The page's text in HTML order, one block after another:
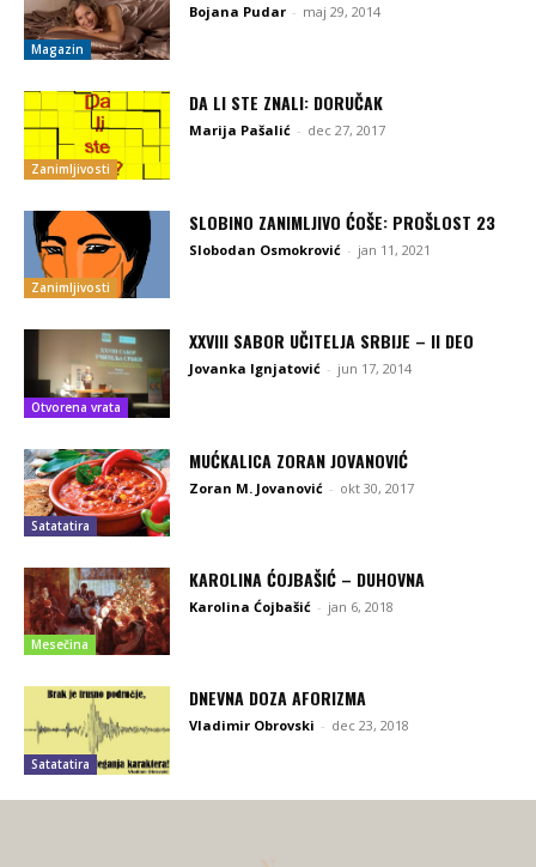
Magazin
Bojana Pudar - maj 29, 2014
Zanimljivosti
DA LI STE ZNALI: DORUČAK
Marija Pašalić - dec 27, 2017
Zanimljivosti
SLOBINO ZANIMLJIVO ĆOŠE: PROŠLOST 23
Slobodan Osmokrović - jan 11, 2021
Otvorena vrata
XXVIII SABOR UČITELJA SRBIJE – II DEO
Jovanka Ignjatović - jun 17, 2014
Satatatira
MUĆKALICA ZORAN JOVANOVIĆ
Zoran M. Jovanović - okt 30, 2017
Mesečina
KAROLINA ĆOJBAŠIĆ – DUHOVNA
Karolina Ćojbašić - jan 6, 2018
Satatatira
DNEVNA DOZA AFORIZMA
Vladimir Obrovski - dec 23, 2018